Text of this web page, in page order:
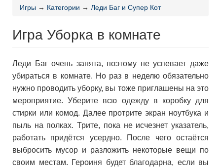
Игры → Категории → Леди Баг и Супер Кот
Игра Уборка в комнате
Леди Баг очень занята, поэтому не успевает даже
убираться в комнате. Но раз в неделю обязательно
нужно проводить уборку, вы тоже приглашены на это
мероприятие. Уберите всю одежду в коробку для
стирки или комод. Далее протрите экран ноутбука и
пыль на полках. Трите, пока не исчезнет указатель,
работать придётся усердно. После чего остаётся
выбросить мусор и разложить некоторые вещи по
своим местам. Героиня будет благодарна, если вы